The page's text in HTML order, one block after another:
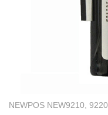
NEWPOS NEW9210, 9220